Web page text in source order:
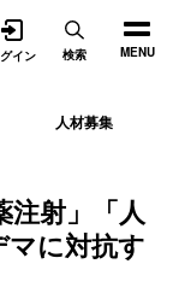
MENU
人材募集
イン 検索
注射」「人
に対抗す